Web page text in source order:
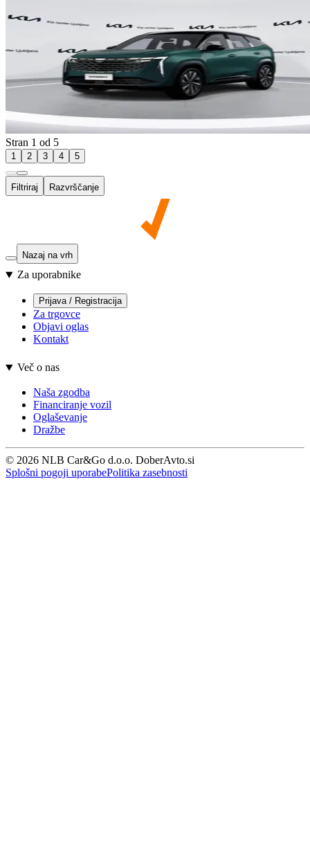
Stran 1 od 5
1 2 3 4 5
Filtriraj Razvrščanje
Nazaj na vrh
Za uporabnike
Prijava / Registracija
Za trgovce
Objavi oglas
Kontakt
Več o nas
Naša zgodba
Financiranje vozil
Oglaševanje
Dražbe
© 2026 NLB Car&Go d.o.o. DoberAvto.si
Splošni pogoji uporabePolitika zasebnosti